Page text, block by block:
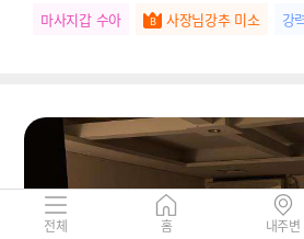
마사지갑 수아 사장님강추 미소 강
전체 홈 내주변